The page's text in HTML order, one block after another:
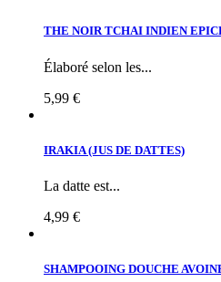
THE NOIR TCHAI INDIEN
Élaboré selon les...
5,99 €
IRAKIA (JUS DE DATTES)
La datte est...
4,99 €
SHAMPOOING DOUCHE